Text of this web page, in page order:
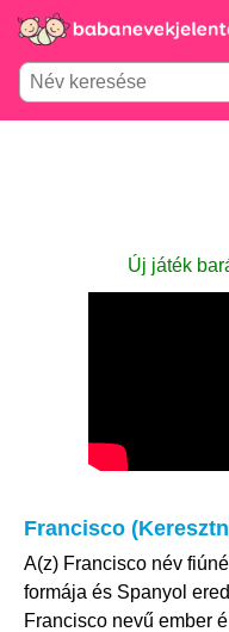
Új játék
Francisco
A(z) Francisco név
formája és Spanyol
Francisco nevű ember